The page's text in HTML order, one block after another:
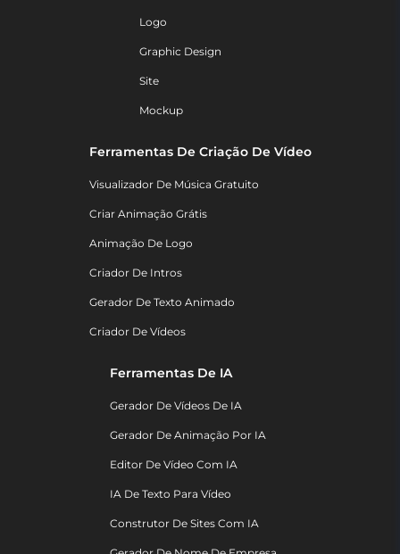
Logo
Graphic Design
Site
Mockup
Ferramentas De Criação De Vídeo
Visualizador De Música Gratuito
Criar Animação Grátis
Animação De Logo
Criador De Intros
Gerador De Texto Animado
Criador De Vídeos
Ferramentas De IA
Gerador De Vídeos De IA
Gerador De Animação Por IA
Editor De Vídeo Com IA
IA De Texto Para Vídeo
Construtor De Sites Com IA